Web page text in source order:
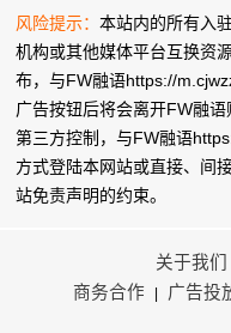
风险提示：本站内的所有入
机构或其他媒体平台互换资
布，与FW融语https://
广告按钮后将会离开FW融
第三方控制，与FW融语
方式登陆本网站或直接、间
站免责声明的约束。
关于我们
商务合作
广告投